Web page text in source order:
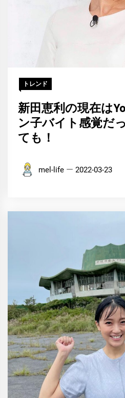
トレンド
新田恵利の現在は
ン子バイト感覚だ
ても！
mel-life 2022-03-23